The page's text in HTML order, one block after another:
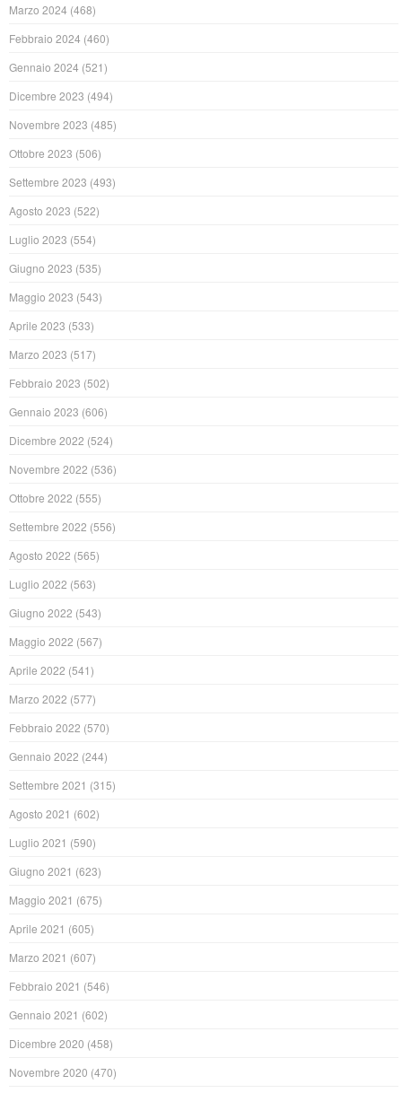
Marzo 2024 (468)
Febbraio 2024 (460)
Gennaio 2024 (521)
Dicembre 2023 (494)
Novembre 2023 (485)
Ottobre 2023 (506)
Settembre 2023 (493)
Agosto 2023 (522)
Luglio 2023 (554)
Giugno 2023 (535)
Maggio 2023 (543)
Aprile 2023 (533)
Marzo 2023 (517)
Febbraio 2023 (502)
Gennaio 2023 (606)
Dicembre 2022 (524)
Novembre 2022 (536)
Ottobre 2022 (555)
Settembre 2022 (556)
Agosto 2022 (565)
Luglio 2022 (563)
Giugno 2022 (543)
Maggio 2022 (567)
Aprile 2022 (541)
Marzo 2022 (577)
Febbraio 2022 (570)
Gennaio 2022 (244)
Settembre 2021 (315)
Agosto 2021 (602)
Luglio 2021 (590)
Giugno 2021 (623)
Maggio 2021 (675)
Aprile 2021 (605)
Marzo 2021 (607)
Febbraio 2021 (546)
Gennaio 2021 (602)
Dicembre 2020 (458)
Novembre 2020 (470)